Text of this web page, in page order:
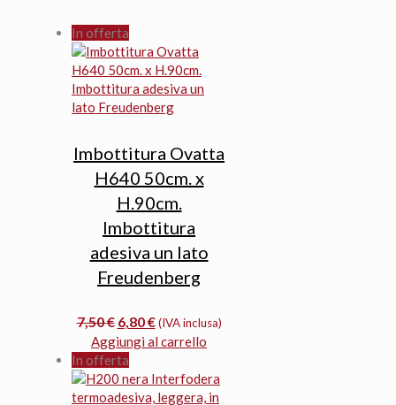
In offerta
Imbottitura Ovatta
H640 50cm. x
H.90cm.
Imbottitura
adesiva un lato
Freudenberg
7,50€ Il
prezzo
originale
era:
7,50 €.
6,80€Il
prezzo
è:
6,80 €.
(IVA inclusa)
Aggiungi al carrello
In offerta